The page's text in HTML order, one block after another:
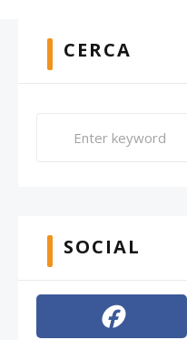
CERCA
SOCIAL